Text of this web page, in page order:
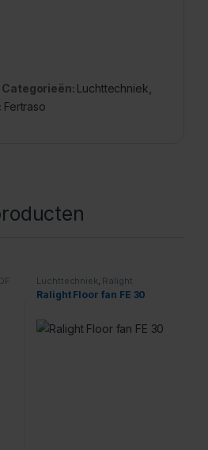
Categorieën: Luchttechniek
Fertraso
Luchttechniek Ralight
Ralight Floor fan FE 30